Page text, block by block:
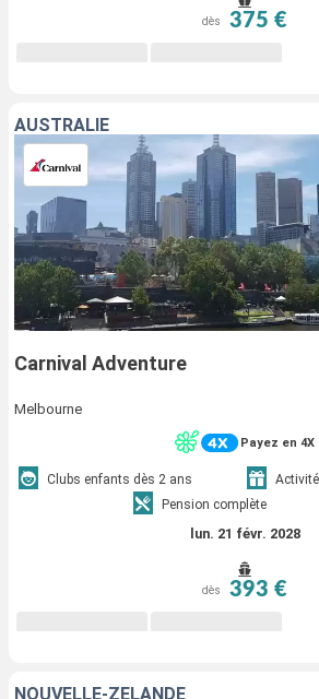
dès 375 €
AUSTRALIE
Carnival Adventure
Melbourne
Payez en 4X
Clubs enfants dès 2 ans
Pension complète
lun. 21 févr. 2028
dès 393 €
NOUVELLE-ZÉLANDE